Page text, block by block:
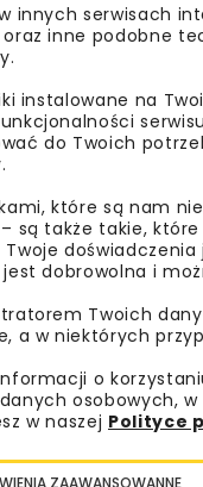
się do
informacje
atrakcyjne
em się z
zgodę na
innych serwisach
inne podobne
instalowane na
do Twoich
które są nam
są także takie,
dobrowolna i
Twoich
a w niektórych
o
osobowych,
w naszej Polityce
ZAAWANSOWANNE